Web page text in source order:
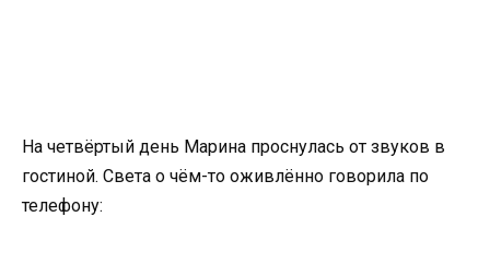
На четвёртый день Марина проснулась от звуков в
гостиной. Света о чём-то оживлённо говорила по
телефону: